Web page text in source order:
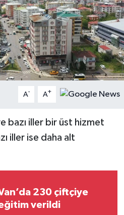
A- A+
bazı iller bir üst hizmet
iller ise daha alt
230 çiftçiye
verildi